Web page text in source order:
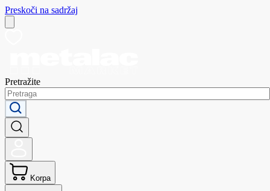
Preskoči na sadržaj
Pretražite
Korpa